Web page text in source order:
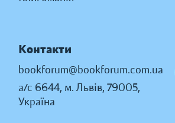
Контакти
bookforum@bookforum.com.ua
а/с 6644, м. Львів, 79005,
Україна